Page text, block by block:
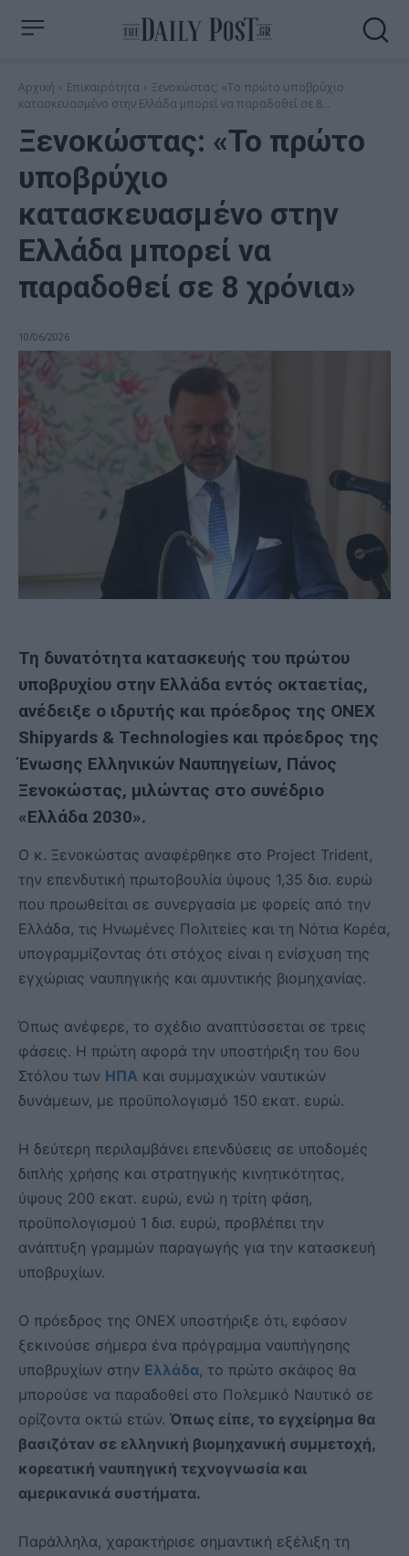
Αρχική Επικαιρότητα
Ξενοκώστας: «Το πρώτο υποβρύχιο
κατασκευασμένο στην Ελλάδα μπορεί να παραδοθεί σε 8...
Ξενοκώστας: «Το πρώτο
υποβρύχιο
κατασκευασμένο στην
Ελλάδα μπορεί να
παραδοθεί σε 8 χρόνια»
10/06/2026
Τη δυνατότητα κατασκευής του πρώτου
υποβρυχίου στην Ελλάδα εντός οκταετίας,
ανέδειξε ο ιδρυτής και πρόεδρος της ONEX
Shipyards & Technologies και πρόεδρος της
Ένωσης Ελληνικών Ναυπηγείων, Πάνος
Ξενοκώστας, μιλώντας στο συνέδριο
«Ελλάδα 2030».
Ο κ. Ξενοκώστας αναφέρθηκε στο Project Trident,
την επενδυτική πρωτοβουλία ύψους 1,35 δισ. ευρώ
που προωθείται σε συνεργασία με φορείς από την
Ελλάδα, τις Ηνωμένες Πολιτείες και τη Νότια Κορέα,
υπογραμμίζοντας ότι στόχος είναι η ενίσχυση της
εγχώριας ναυπηγικής και αμυντικής βιομηχανίας.
Όπως ανέφερε, το σχέδιο αναπτύσσεται σε τρεις
φάσεις. Η πρώτη αφορά την υποστήριξη του 6ου
Στόλου των ΗΠΑ και συμμαχικών ναυτικών
δυνάμεων, με προϋπολογισμό 150 εκατ. ευρώ.
Η δεύτερη περιλαμβάνει επενδύσεις σε υποδομές
διπλής χρήσης και στρατηγικής κινητικότητας,
ύψους 200 εκατ. ευρώ, ενώ η τρίτη φάση,
προϋπολογισμού 1 δισ. ευρώ, προβλέπει την
ανάπτυξη γραμμών παραγωγής για την κατασκευή
υποβρυχίων.
Ο πρόεδρος της ONEX υποστήριξε ότι, εφόσον
ξεκινούσε σήμερα ένα πρόγραμμα ναυπήγησης
υποβρυχίων στην Ελλάδα, το πρώτο σκάφος θα
μπορούσε να παραδοθεί στο Πολεμικό Ναυτικό σε
ορίζοντα οκτώ ετών. Όπως είπε, το εγχείρημα θα
βασιζόταν σε ελληνική βιομηχανική συμμετοχή,
κορεατική ναυπηγική τεχνογνωσία και
αμερικανικά συστήματα.
Παράλληλα, χαρακτήρισε σημαντική εξέλιξη τη